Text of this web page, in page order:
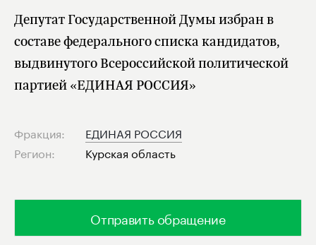
Депутат Государственной Думы избран в
составе федерального списка кандидатов,
выдвинутого Всероссийской политической
партией «ЕДИНАЯ РОССИЯ»
Отправить обращение
Фракция:
ЕДИНАЯ РОССИЯ
Регион:
Курская область